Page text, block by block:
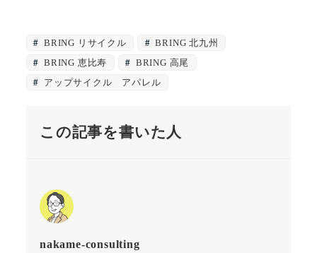
BRING リサイクル
BRING 北九州
BRING 恵比寿
BRING 高尾
アップサイクル アパレル
この記事を書いた人
nakame-consulting